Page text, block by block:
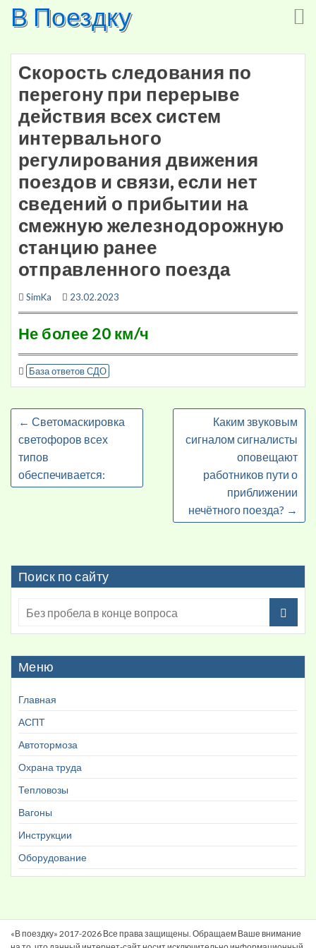
SkipВ Поездку
Скорость следования по
перегону при перерыве
действия всех систем
интервального
регулирования движения
поездов и связи, если нет
сведений о прибытии на
смежную железнодорожную
станцию ранее
отправленного поезда
SimKa 23.02.2023
Не более 20 км/ч
База ответов СДО
← Светомаскировка
светофоров всех
типов
обеспечивается:
Каким звуковым
сигналом сигналисты
оповещают
работников пути о
приближении
нечётного поезда? →
Поиск по сайту
Меню
Главная
АСПТ
Автотормоза
Охрана труда
Тепловозы
Вагоны
Инструкции
Оборудование
«В поездку» 2017-2026 Все права защищены. Обращаем Ваше внимание